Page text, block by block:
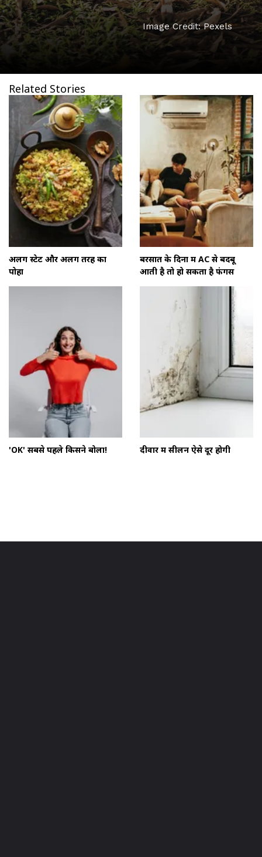
Image Credit: Pexels
Related Stories
अलग स्टेट और अलग तरह का
पोहा
बरसात के दिनों में AC से बदबू
आती है तो हो सकता है फंगस
'OK' सबसे पहले किसने बोला! दीवार में सीलन ऐसे दूर होगी